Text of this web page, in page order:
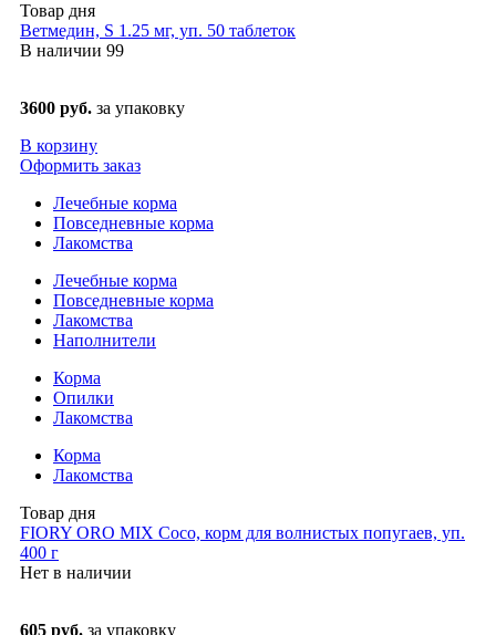
Товар дня
Ветмедин, S 1.25 мг, уп. 50 таблеток
В наличии 99
3600 руб. за упаковку
В корзину
Оформить заказ
Лечебные корма
Повседневные корма
Лакомства
Лечебные корма
Повседневные корма
Лакомства
Наполнители
Корма
Опилки
Лакомства
Корма
Лакомства
Товар дня
FIORY ORO MIX Coco, корм для волнистых попугаев, уп.
400 г
Нет в наличии
605 руб. за упаковку